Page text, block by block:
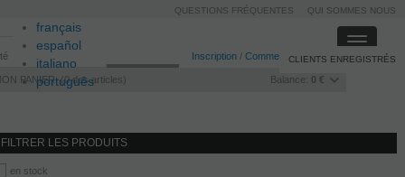
français
español
italiano
português
Inscription / Commencer la session
PANIER 0des articles Balance: 0 €
CLIENTS ENREGISTRÉS
Toggle
FILTRER LES PRODUITS
en stock
QUESTIONS FRÉQUENTES QUI SOMMES NOUS